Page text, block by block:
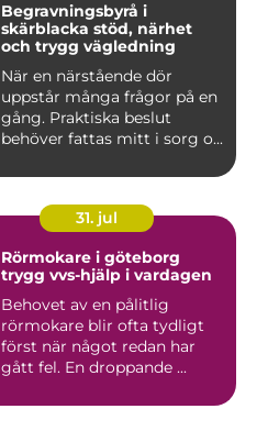
Begravningsbyrå i
skärblacka stöd, närhet
och trygg vägledning
När en närstående dör
uppstår många frågor på en
gång. Praktiska beslut
behöver fattas mitt i sorg o...
31. jul
Rörmokare i göteborg
trygg vvs-hjälp i vardagen
Behovet av en pålitlig
rörmokare blir ofta tydligt
först när något redan har
gått fel. En droppande ...